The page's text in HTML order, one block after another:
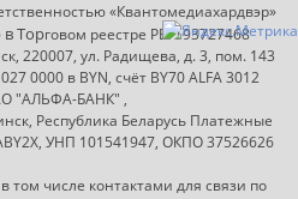
«Квантомедиахардвэр»
Торговом реестре РБ: 193727468
220007, ул. Радищева, д. 3, пом. 143
0000 в BYN, счёт BY70 ALFA 3012
"АЛЬФА-БАНК" ,
Республика Беларусь Платежные
УНП 101541947, ОКПО 37526626
том числе контактами для связи по